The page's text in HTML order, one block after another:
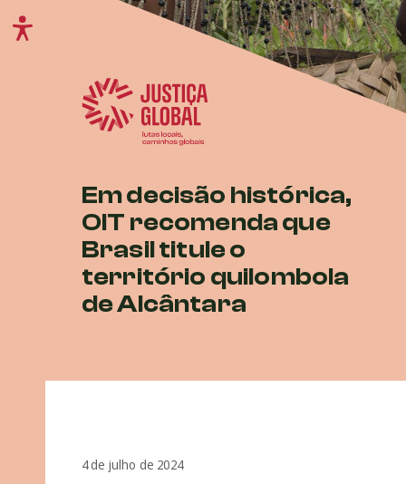
Em decisão histórica,
OIT recomenda que
Brasil titule o
território quilombola
de Alcântara
4 de julho de 2024